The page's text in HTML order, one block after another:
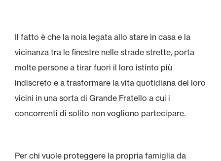
Il fatto è che la noia legata allo stare in casa e la
vicinanza tra le finestre nelle strade strette, porta
molte persone a tirar fuori il loro istinto più
indiscreto e a trasformare la vita quotidiana dei loro
vicini in una sorta di Grande Fratello a cui i
concorrenti di solito non vogliono partecipare.
Per chi vuole proteggere la propria famiglia da